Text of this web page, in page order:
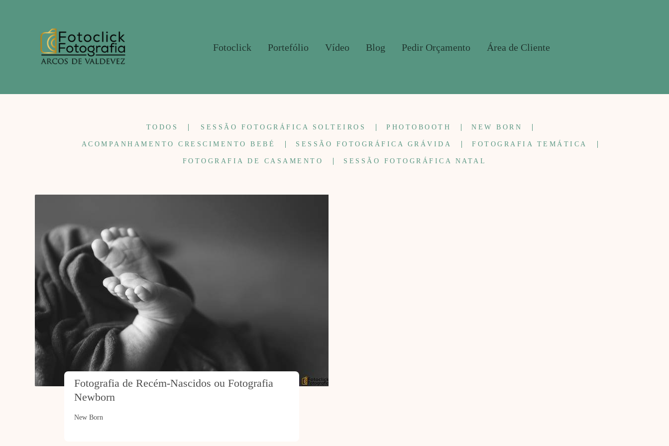
Fotoclick Portefólio Vídeo Blog Pedir Orçamento Área de Cliente
TODOS SESSÃO FOTOGRÁFICA SOLTEIROS PHOTOBOOTH NEW BORN
ACOMPANHAMENTO CRESCIMENTO BEBÉ SESSÃO FOTOGRÁFICA GRÁVIDA FOTOGRAFIA TEMÁTICA
FOTOGRAFIA DE CASAMENTO SESSÃO FOTOGRÁFICA NATAL
Fotografia de Recém-Nascidos ou Fotografia
Newborn
New Born